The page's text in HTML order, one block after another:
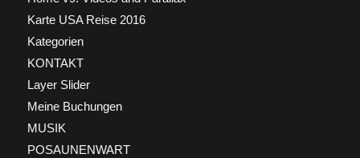
Karte USA Reise 2016
Kategorien
KONTAKT
Layer Slider
Meine Buchungen
MUSIK
POSAUNENWART